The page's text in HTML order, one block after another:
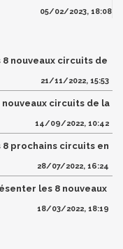
05/02/2023, 18:08
8 nouveaux circuits de
21/11/2022, 15:53
circuits de la
14/09/2022, 10:42
8 prochains circuits en
28/07/2022, 16:24
les 8 nouveaux
18/03/2022, 18:19